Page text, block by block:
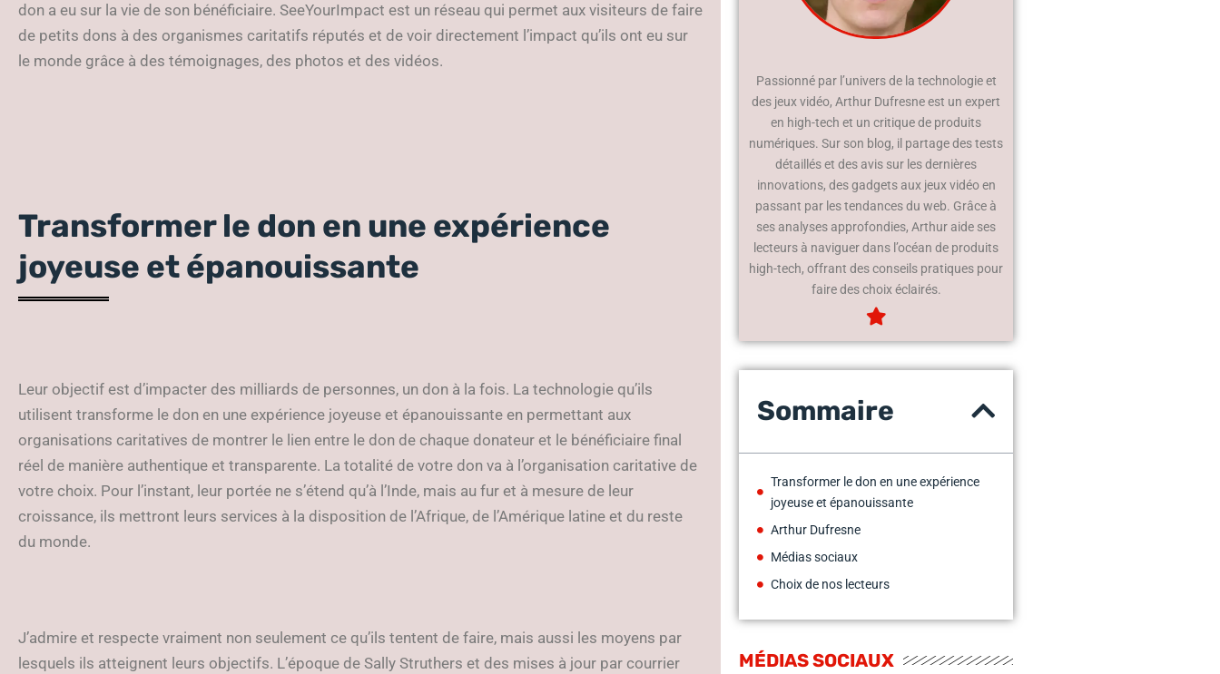
don a eu sur la vie de son bénéficiaire. SeeYourImpact est un réseau qui permet aux visiteurs de faire
de petits dons à des organismes caritatifs réputés et de voir directement l’impact qu’ils ont eu sur
le monde grâce à des témoignages, des photos et des vidéos.
Transformer le don en une expérience
joyeuse et épanouissante
Leur objectif est d’impacter des milliards de personnes, un don à la fois. La technologie qu’ils
utilisent transforme le don en une expérience joyeuse et épanouissante en permettant aux
organisations caritatives de montrer le lien entre le don de chaque donateur et le bénéficiaire final
réel de manière authentique et transparente. La totalité de votre don va à l’organisation caritative de
votre choix. Pour l’instant, leur portée ne s’étend qu’à l’Inde, mais au fur et à mesure de leur
croissance, ils mettront leurs services à la disposition de l’Afrique, de l’Amérique latine et du reste
du monde.
J’admire et respecte vraiment non seulement ce qu’ils tentent de faire, mais aussi les moyens par
lesquels ils atteignent leurs objectifs. L’époque de Sally Struthers et des mises à jour par courrier
Passionné par l’univers de la technologie et
des jeux vidéo, Arthur Dufresne est un expert
en high-tech et un critique de produits
numériques. Sur son blog, il partage des tests
détaillés et des avis sur les dernières
innovations, des gadgets aux jeux vidéo en
passant par les tendances du web. Grâce à
ses analyses approfondies, Arthur aide ses
lecteurs à naviguer dans l’océan de produits
high-tech, offrant des conseils pratiques pour
faire des choix éclairés.
Sommaire
Transformer le don en une expérience
joyeuse et épanouissante
Arthur Dufresne
Médias sociaux
Choix de nos lecteurs
MÉDIAS SOCIAUX